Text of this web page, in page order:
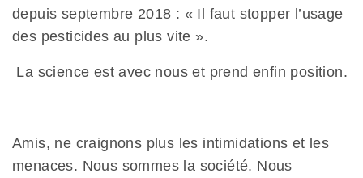
depuis septembre 2018 : « Il faut stopper l’usage
des pesticides au plus vite ».
La science est avec nous et prend enfin position.
Amis, ne craignons plus les intimidations et les
menaces. Nous sommes la société. Nous